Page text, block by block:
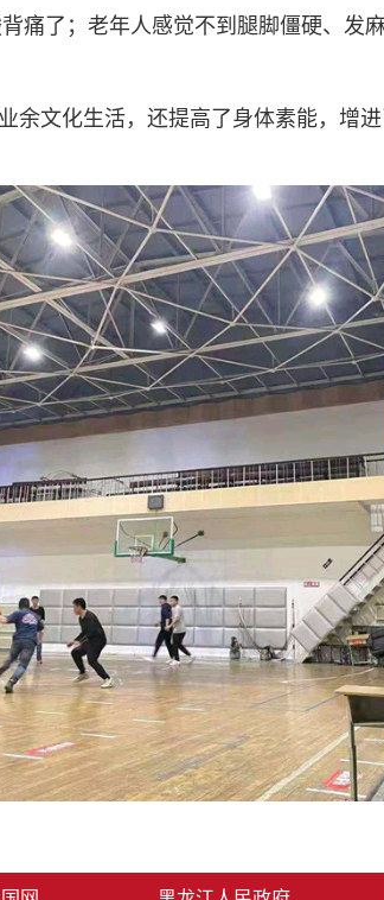
痛了；老年人感觉不到腿脚僵硬、发
余文化生活，还提高了身体素能，增